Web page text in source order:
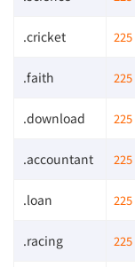
.cricket 225
.faith 225
.download 225
.accountant 225
.loan 225
.racing 225